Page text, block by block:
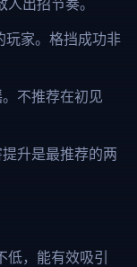
出招节奏。
玩家。格挡成功非
不推荐在初见
升是最推荐的两
，能有效吸引